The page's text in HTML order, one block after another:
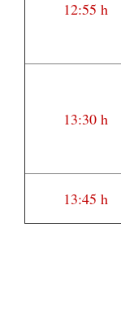
12:55 h
13:30 h
13:45 h